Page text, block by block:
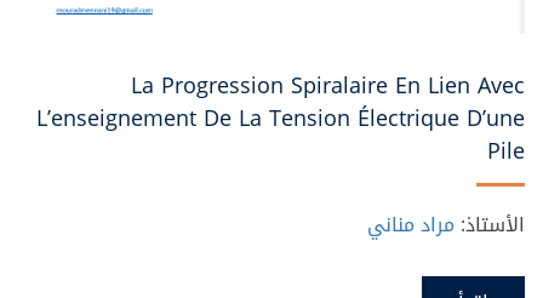
La Progression Spiralaire En Lien Avec
L’enseignement De La Tension Électrique D’une
Pile
الأستاذ: مراد مناني